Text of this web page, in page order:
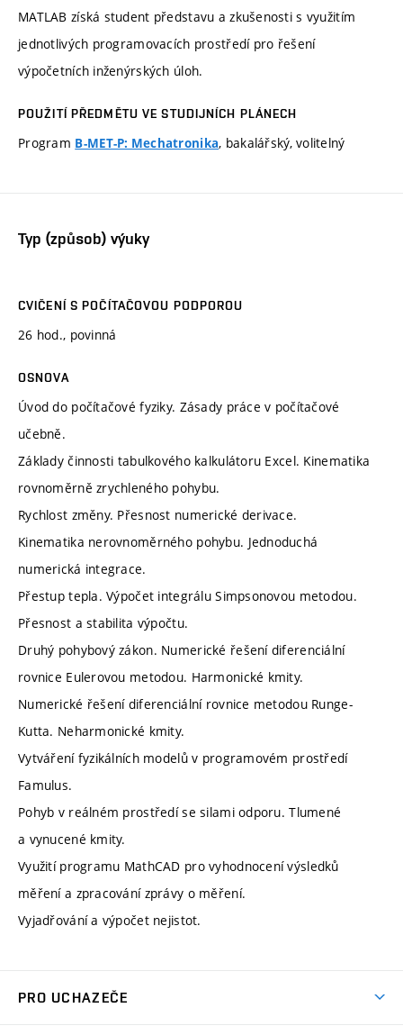
MATLAB získá student představu a zkušenosti s využitím
jednotlivých programovacích prostředí pro řešení
výpočetních inženýrských úloh.
POUŽITÍ PŘEDMĚTU VE STUDIJNÍCH PLÁNECH
Program B-MET-P: Mechatronika, bakalářský, volitelný
Typ (způsob) výuky
CVIČENÍ S POČÍTAČOVOU PODPOROU
26 hod., povinná
OSNOVA
Úvod do počítačové fyziky. Zásady práce v počítačové
učebně.
Základy činnosti tabulkového kalkulátoru Excel. Kinematika
rovnoměrně zrychleného pohybu.
Rychlost změny. Přesnost numerické derivace.
Kinematika nerovnoměrného pohybu. Jednoduchá
numerická integrace.
Přestup tepla. Výpočet integrálu Simpsonovou metodou.
Přesnost a stabilita výpočtu.
Druhý pohybový zákon. Numerické řešení diferenciální
rovnice Eulerovou metodou. Harmonické kmity.
Numerické řešení diferenciální rovnice metodou Runge-
Kutta. Neharmonické kmity.
Vytváření fyzikálních modelů v programovém prostředí
Famulus.
Pohyb v reálném prostředí se silami odporu. Tlumené
a vynucené kmity.
Využití programu MathCAD pro vyhodnocení výsledků
měření a zpracování zprávy o měření.
Vyjadřování a výpočet nejistot.
PRO UCHAZEČE